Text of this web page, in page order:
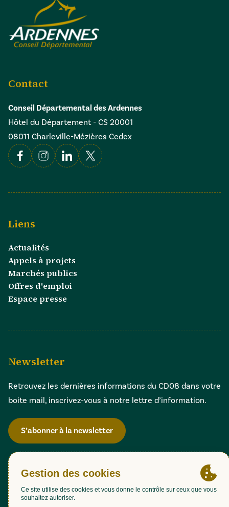
Contact
Conseil Départemental des Ardennes
Hôtel du Département - CS 20001
08011 Charleville-Mézières Cedex
FacebookInstagramLinkedin
X
Liens
Actualités
Appels à projets
Marchés publics
Offres d'emploi
Espace presse
Newsletter
Retrouvez les dernières informations du CD08 dans votre
boite mail, inscrivez-vous à notre lettre d’information.
S’abonner à la newsletter
Gestion des cookies
Accessibilité : partiellement conforme (98,51%)
Mentions légales